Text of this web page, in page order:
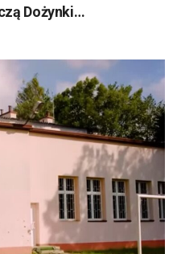
Dożynki…